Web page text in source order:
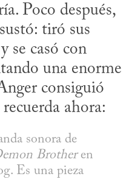
Poco después,
tiró sus
se casó con
una enorme
consiguió
ahora:
Brother en
Es una pieza